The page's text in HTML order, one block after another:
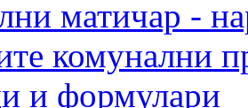
матичар -
комунални
и формулари